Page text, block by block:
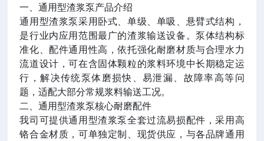
一、通用型渣浆泵产品介绍
通用型渣浆泵采用卧式、单级、单吸、悬臂式结构，
是行业内应用范围最广的渣浆输送设备。泵体结构标
准化、配件通用性高，依托强化耐磨材质与合理水力
流道设计，可在含固体颗粒的浆料环境中长期稳定运
行，解决传统泵体磨损快、易泄漏、故障率高等问
题，适配大部分常规浆料输送工况。
二、通用型渣浆泵核心耐磨配件
我司可提供通用型渣浆泵全套过流易损配件，采用高
铬合金材质，可单独定制、现货供应，与各品牌通用